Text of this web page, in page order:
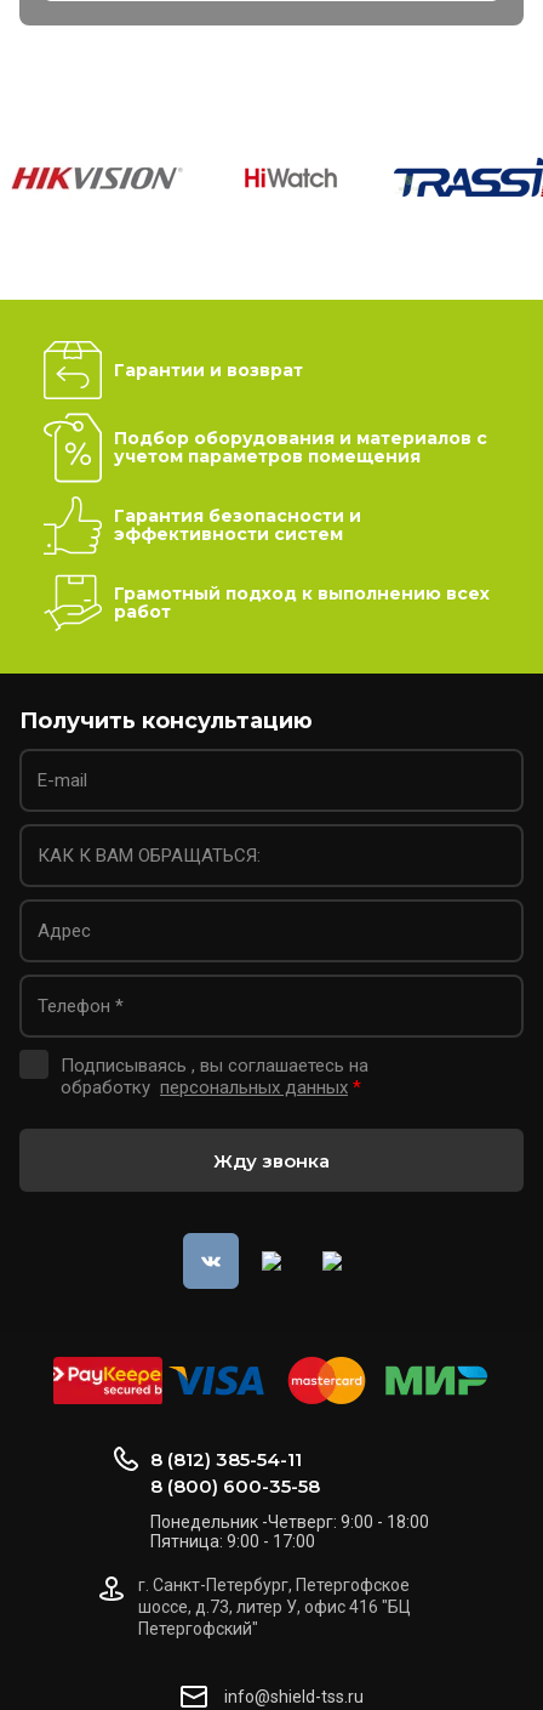
Гарантии и возврат
Подбор оборудования и материалов с
учетом параметров помещения
Гарантия безопасности и
эффективности систем
Грамотный подход к выполнению всех
работ
Получить консультацию
Подписываясь , вы соглашаетесь на
обработку персональных данных *
Жду звонка
8 (812) 385-54-11
8 (800) 600-35-58
Понедельник -Четверг: 9:00 - 18:00
Пятница: 9:00 - 17:00
г. Санкт-Петербург, Петергофское
шоссе, д.73, литер У, офис 416 "БЦ
Петергофский"
info@shield-tss.ru